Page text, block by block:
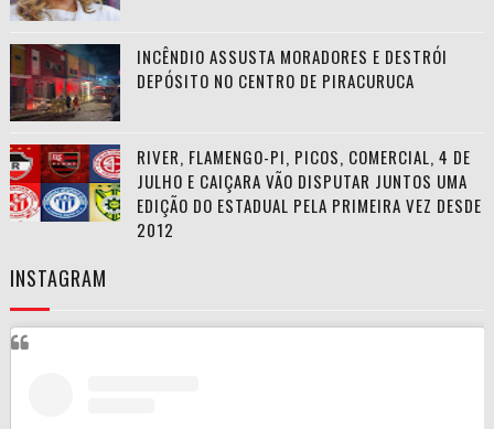
INCÊNDIO ASSUSTA MORADORES E DESTRÓI
DEPÓSITO NO CENTRO DE PIRACURUCA
RIVER, FLAMENGO-PI, PICOS, COMERCIAL, 4 DE
JULHO E CAIÇARA VÃO DISPUTAR JUNTOS UMA
EDIÇÃO DO ESTADUAL PELA PRIMEIRA VEZ DESDE
2012
INSTAGRAM